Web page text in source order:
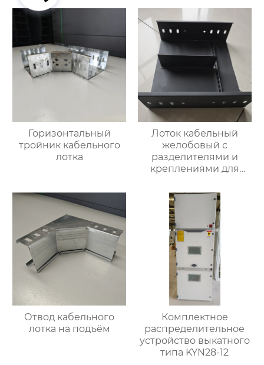
Горизонтальный
тройник кабельного
лотка
Лоток кабельный
желобовый с
разделителями и
креплениями для
Отвод кабельного
лотка на подъём
Комплектное
распределительное
устройство выкатного
типа KYN28-12